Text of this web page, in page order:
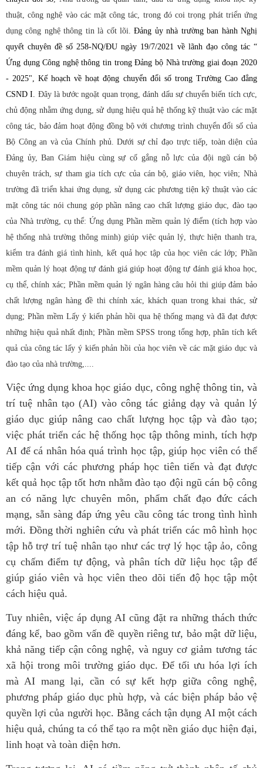
thuật, công nghệ vào các mặt công tác, trong đó coi trọng phát triển ứng
dụng công nghệ thông tin là cốt lõi.Đảng ủy nhà trường ban hành Nghị
quyết chuyên đề số 258-NQ/ĐU ngày 19/7/2021 về lãnh đạo công tác “
Ứng dụng Công nghệ thông tin trong Đảng bộ Nhà trường giai đoạn 2020
- 2025", Kế hoạch về hoạt động chuyển đổi số trong Trường Cao đẳng
CSND I. Đây là bước ngoặt quan trọng, đánh dấu sự chuyển biến tích cực,
chủ động nhằm ứng dụng, sử dụng hiệu quả hệ thống kỹ thuật vào các mặt
công tác, bảo đảm hoạt động đồng bộ với chương trình chuyển đổi số của
Bộ Công an và của Chính phủ. Dưới sự chỉ đạo trực tiếp, toàn diện của
Đảng ủy, Ban Giám hiệu cùng sự cố gắng nỗ lực của đội ngũ cán bộ
chuyên trách, sự tham gia tích cực của cán bộ, giáo viên, học viên; Nhà
trường đã triển khai ứng dụng, sử dụng các phương tiện kỹ thuật vào các
mặt công tác nói chung góp phần nâng cao chất lượng giáo dục, đào tạo
của Nhà trường, cụ thể: Ứng dụng Phần mềm quản lý điểm (tích hợp vào
hệ thống nhà trường thông minh) giúp việc quản lý, thực hiện thanh tra,
kiểm tra đánh giá tình hình, kết quả học tập của học viên các lớp; Phần
mềm quản lý hoạt động tự đánh giá giúp hoạt động tự đánh giá khoa học,
cụ thể, chính xác; Phần mềm quản lý ngân hàng câu hỏi thi giúpđảm bảo
chất lượng ngân hàng đề thi chính xác, khách quan trong khai thác, sử
dụng; Phần mềm Lấy ý kiến phản hồi qua hệ thống mạng và đã đạt được
những hiệu quả nhất định; Phần mềm SPSS trong tổng hợp, phân tích kết
quả của công tác lấy ý kiến phản hồi của học viên về các mặt giáo dục và
đào tạo của nhà trường,....
Việc ứng dụng khoa học giáo dục, công nghệ thông tin, và
trí tuệ nhân tạo (AI) vào công tác giảng dạy và quản lý
giáo dục giúp nâng cao chất lượng học tập và đào tạo;
việc phát triển các hệ thống học tập thông minh, tích hợp
AI để cá nhân hóa quá trình học tập, giúp học viên có thể
tiếp cận với các phương pháp học tiên tiến và đạt được
kết quả học tập tốt hơn nhằm đào tạo đội ngũ cán bộ công
an có năng lực chuyên môn, phẩm chất đạo đức cách
mạng, sẵn sàng đáp ứng yêu cầu công tác trong tình hình
mới. Đồng thời nghiên cứu và phát triển các mô hình học
tập hỗ trợ trí tuệ nhân tạo như các trợ lý học tập ảo, công
cụ chấm điểm tự động, và phân tích dữ liệu học tập để
giúp giáo viên và học viên theo dõi tiến độ học tập một
cách hiệu quả.
Tuy nhiên, việc áp dụng AI cũng đặt ra những thách thức
đáng kể, bao gồm vấn đề quyền riêng tư, bảo mật dữ liệu,
khả năng tiếp cận công nghệ, và nguy cơ giảm tương tác
xã hội trong môi trường giáo dục. Để tối ưu hóa lợi ích
mà AI mang lại, cần có sự kết hợp giữa công nghệ,
phương pháp giáo dục phù hợp, và các biện pháp bảo vệ
quyền lợi của người học. Bằng cách tận dụng AI một cách
hiệu quả, chúng ta có thể tạo ra một nền giáo dục hiện đại,
linh hoạt và toàn diện hơn.